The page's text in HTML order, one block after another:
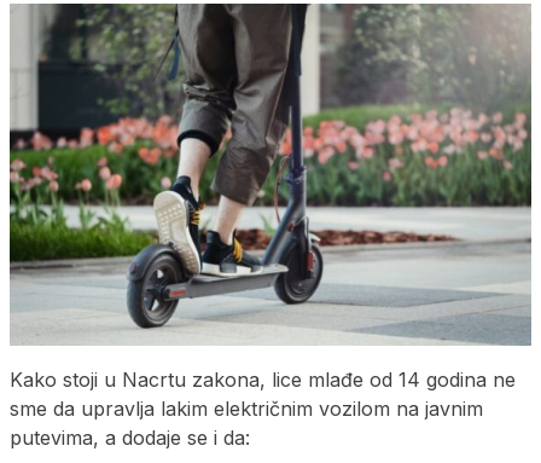
Kako stoji u Nacrtu zakona, lice mlađe od 14 godina ne
sme da upravlja lakim električnim vozilom na javnim
putevima, a dodaje se i da: